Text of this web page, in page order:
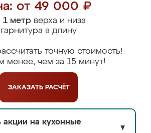
от 49 000 ₽
1 метрверха и низа
гарнитура в длину
точную стоимость!
менее, чем за 15 минут!
ЗАКАЗАТЬ РАСЧЁТ
акции на кухонные
▼